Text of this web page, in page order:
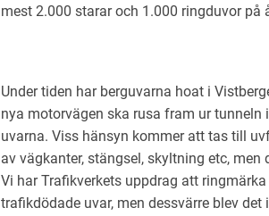
mest 2.000 starar och 1.000 ringduvor på
Under tiden har berguvarna hoat i
nya motorvägen ska rusa fram ur tunneln
uvarna. Viss hänsyn kommer att tas till
av vägkanter, stängsel, skyltning etc,
Vi har Trafikverkets uppdrag att
trafikdödade uvar, men dessvärre blev